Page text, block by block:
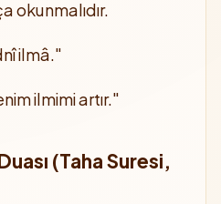
okunmalıdır.
ilmâ."
ilmimi artır."
(Taha Suresi,